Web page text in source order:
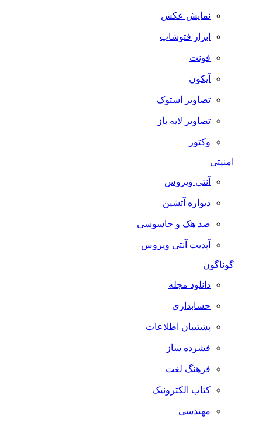
نمایش عکس
ابزار فتوشاپ
فونت
آیکون
تصاویر استوک
تصاویر لایه باز
وکتور
آنتی ویروس
دیواره آتشین
ضد هک و جاسوسی
آپدیت آنتی ویروس
گوناگون
دانلود مجله
حسابداری
پشتیبان اطلاعات
فشرده ساز
فرهنگ لغت
کتاب الکترونیک
مهندسی